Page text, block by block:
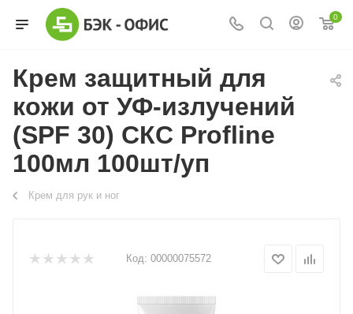
0
Крем защитный для
кожи от УФ-излучений
(SPF 30) СКС Profline
100мл 100шт/уп
Крем для рук и ног
Код: 00000075572